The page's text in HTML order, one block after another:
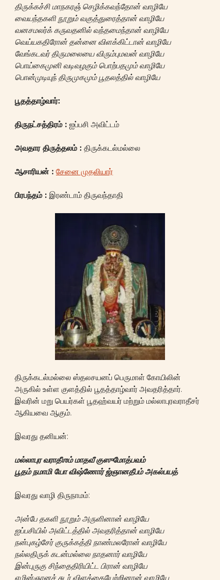
திருக்கச்சி மாநகரஞ் செழிக்கவந்தோன் வாழியே
வையந்தகளி நூறும் வகுத்துரைத்தான் வாழியே
வனசமலர்க் கருவதனில் வந்தமைந்தான் வாழியே
வெய்யகதிரோன் தன்னை விளக்கிட்டான் வாழியே
வேங்கடவர் திருமலையை விரும்புமவன் வாழியே
பொய்கைமுனி வடிவழகும் பொற்பதமும் வாழியே
பொன்முடியுந் திருமுகமும் பூதலத்தில் வாழியே
பூதத்தாழ்வார்:
திருநட்சத்திரம் : ஐப்பசி அவிட்டம்
அவதார திருத்தலம் : திருக்கடல்மல்லை
ஆசாரியன் : சேனை முதலியார்
பிரபந்தம் : இரண்டாம் திருவந்தாதி
திருக்கடல்மல்லை ஸ்தலசயனப் பெருமாள் கோயிலின்
அருகில் உள்ள குளத்தில் பூதத்தாழ்வார் அவதரித்தார்.
இவரின் மறு பெயர்கள் பூதஹ்வயர் மற்றும் மல்லாபுரவராதீசர்
ஆகியவை ஆகும்.
இவரது தனியன்:
மல்லாபுர வராதீஶம் மாதவீ குஸுமோத்பவம்
பூதம் நமாமி யோ விஷ்ணோர் ஜ்ஞானதீபம் அகல்பயத்
இவரது வாழி திருநாமம்:
அன்பே தகளி நூறும் அருளினான் வாழியே
ஐப்பசியில் அவிட்டத்தில் அவதரித்தான் வாழியே
நன்புகழ்சேர் குருக்கத்தி நாண்மலரோன் வாழியே
நல்லதிருக் கடன்மல்லை நாதனார் வாழியே
இன்புருகு சிந்தைதிரியிட்ட பிரான் வாழியே
எழின்ஞானச் சுடர் விளக்கையேற்றினான் வாழியே